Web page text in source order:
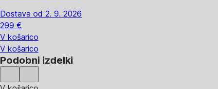
Dostava od 2. 9. 2026
299 €
V košarico
V košarico
Podobni izdelki